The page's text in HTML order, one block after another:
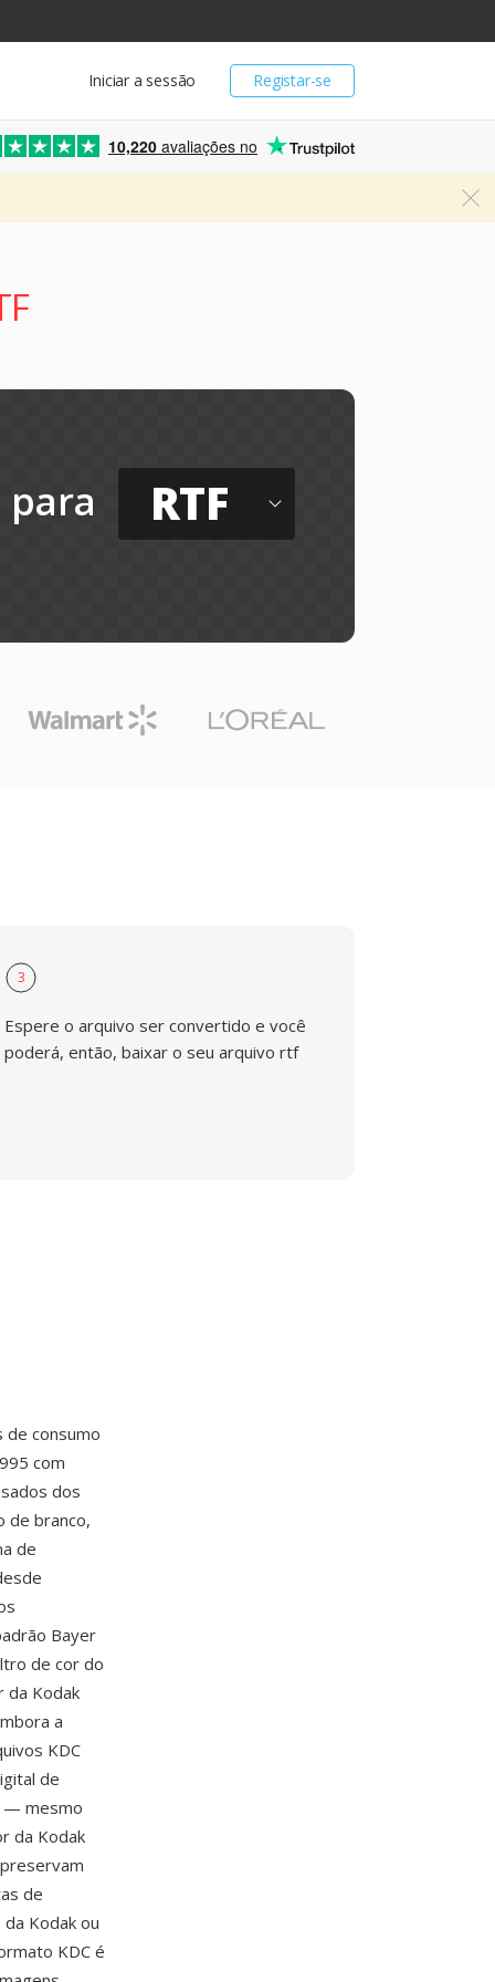
Registar-se
Iniciar a sessão
10,220 avaliações no
para RTF
3
Espere o arquivo ser convertido e você
poderá, então, baixar o seu arquivo rtf
de consumo
com
dos
de branco,
de
Bayer
de cor do
da Kodak
a
KDC
de
— mesmo
da Kodak
de
Kodak ou
KDC é